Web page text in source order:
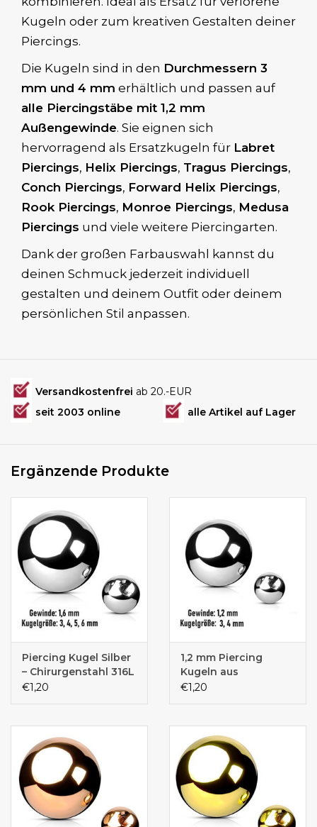
Kugeln oder zum kreativen Gestalten deiner
Piercings.
Die Kugeln sind in den Durchmessern 3
mm und 4 mm erhältlich und passen auf
alle Piercingstäbe mit 1,2 mm
Außengewinde. Sie eignen sich
hervorragend als Ersatzkugeln für Labret
Piercings, Helix Piercings, Tragus Piercings,
Conch Piercings, Forward Helix Piercings,
Rook Piercings, Monroe Piercings, Medusa
Piercings und viele weitere Piercingarten.
Dank der großen Farbauswahl kannst du
deinen Schmuck jederzeit individuell
gestalten und deinem Outfit oder deinem
persönlichen Stil anpassen.
Versandkostenfrei ab 20.-EUR
seit 2003 online
alle Artikel auf Lager
Ergänzende Produkte
Piercing Kugel Silber
– Chirurgenstahl 316L
– 1,6 mm
€1,20
1,2 mm Piercing
Kugeln aus
Chirurgenstahl 316L –
€1,20